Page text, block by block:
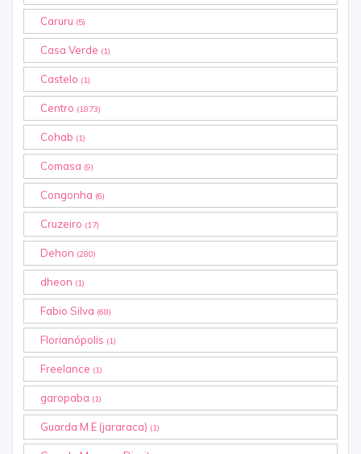
Caruru (5)
Casa Verde (1)
Castelo (1)
Centro (1873)
Cohab (1)
Comasa (9)
Congonha (6)
Cruzeiro (17)
Dehon (280)
dheon (1)
Fabio Silva (68)
Florianópolis (1)
Freelance (1)
garopaba (1)
Guarda M.E (jararaca) (1)